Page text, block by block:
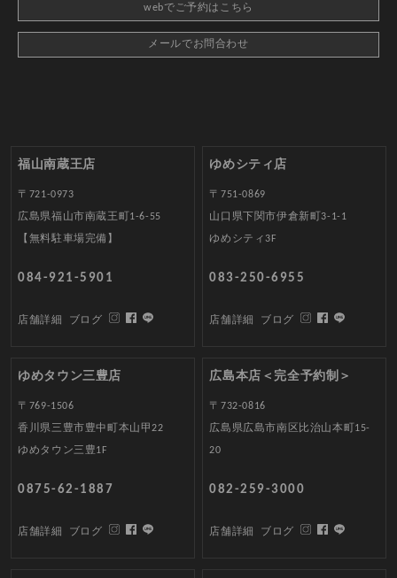
webでご予約はこちら
メールでお問合わせ
福山南蔵王店
〒721-0973
広島県福山市南蔵王町1-6-55
【無料駐車場完備】
084-921-5901
店舗詳細 ブログ
ゆめシティ店
〒751-0869
山口県下関市伊倉新町3-1-1
ゆめシティ3F
083-250-6955
店舗詳細 ブログ
ゆめタウン三豊店
〒769-1506
香川県三豊市豊中町本山甲22
ゆめタウン三豊1F
0875-62-1887
店舗詳細 ブログ
広島本店＜完全予約制＞
〒732-0816
広島県広島市南区比治山本町15-
20
082-259-3000
店舗詳細 ブログ